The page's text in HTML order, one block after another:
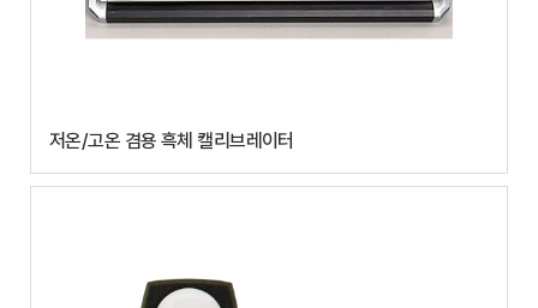
저온/고온 겸용 흑체 캘리브레이터